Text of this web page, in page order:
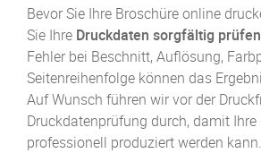
Bevor Sie Ihre Broschüre online
Sie Ihre Druckdaten sorgfältig prüfen
Fehler bei Beschnitt, Auflösung,
Seitenreihenfolge können das
Auf Wunsch führen wir vor der
Druckdatenprüfung durch, damit Ihre
professionell produziert werden kann.